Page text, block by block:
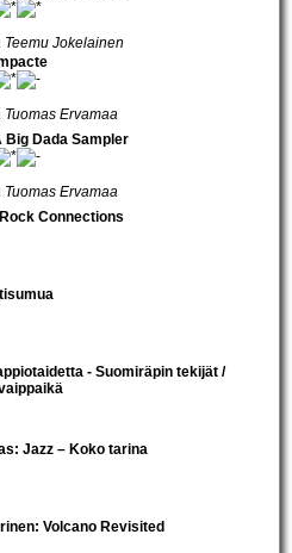
Jokelainen
Ervamaa
Big Dada Sampler
Ervamaa
Connections
- Suomiräpin tekijät /
Jazz – Koko tarina
Volcano Revisited